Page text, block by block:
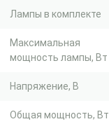
Лампы в комплекте
Максимальная
мощность лампы, Вт
Напряжение, В
Общая мощность, Вт